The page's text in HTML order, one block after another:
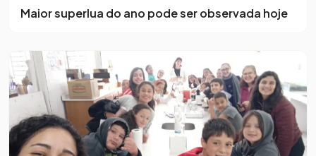
Maior superlua do ano pode ser observada hoje